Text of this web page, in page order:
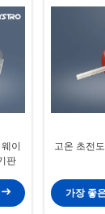
이
판
고온 초전
가장 좋